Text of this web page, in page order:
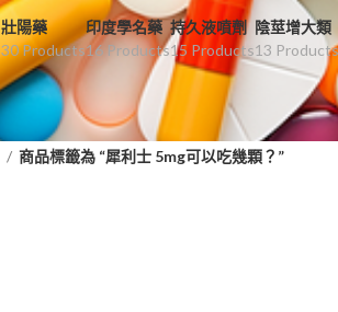
壯陽藥
30 Products
印度學名藥
16 Products
持久液噴劑
15 Products
陰莖增大類
13 Products
商品標籤為 “犀利士 5mg可以吃幾顆？”